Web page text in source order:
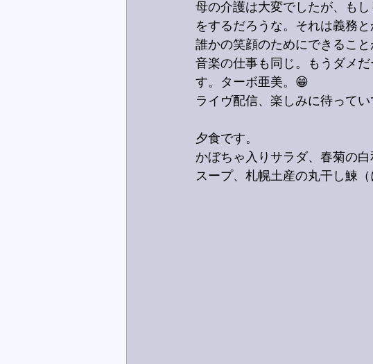
母の介護は大変でしたが、も
をするだろうな。それは義務
誰かの笑顔のためにできるこ
音楽の仕事も同じ。もうダメ
す。ターボ亜美。😁
ライヴ配信、楽しみに待って
夕食です。
かぼちゃ入りサラダ、春菊の
スープ、札幌土産の丸干し鰊